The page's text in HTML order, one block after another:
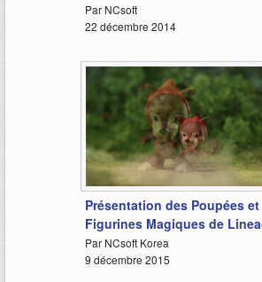
Par NCsoft
22 décembre 2014
Présentation des Poupées et
Figurines Magiques de
Par NCsoft Korea
9 décembre 2015